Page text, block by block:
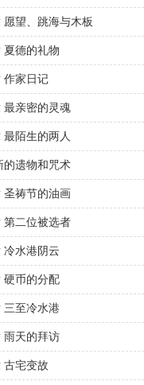
望、跳海与木板
夏德的礼物
作家日记
最亲密的灵魂
陌生的两人
的遗物和咒术
圣祷节的油画
第二位被选者
冷水港阴云
硬币的分配
三至冷水港
雨天的拜访
古宅变故